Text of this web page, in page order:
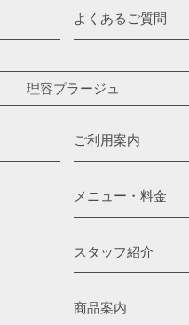
よくあるご質問
理容プラージュ
ご利用案内
メニュー・料金
スタッフ紹介
商品案内